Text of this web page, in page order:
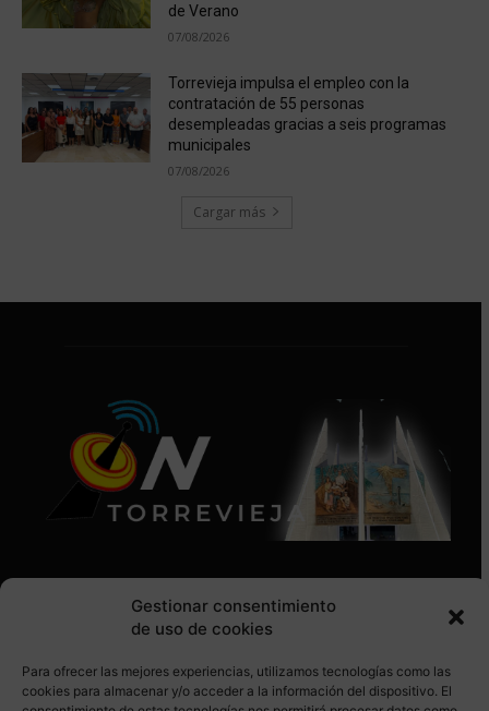
Gestionar consentimiento
de uso de cookies
Para ofrecer las mejores experiencias, utilizamos tecnologías como las
cookies para almacenar y/o acceder a la información del dispositivo. El
de Verano
07/08/2026
Torrevieja impulsa el empleo con la
contratación de 55 personas
desempleadas gracias a seis programas
municipales
07/08/2026
Cargar más
SÍGUENOS EN REDES SOCIALES